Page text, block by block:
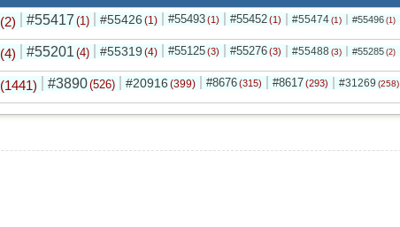
(2) #55417 (1) #55426 (1) #55493 (1) #55452 (1) #55474 (1) #55496 (1)
(4) #55201(4) #55319 (4) #55125 (3) #55276 (3) #55488 (3) #55285 (2)
(1441) #3890(526) #20916 (399) #8676 (315) #8617 (293) #31269 (258)